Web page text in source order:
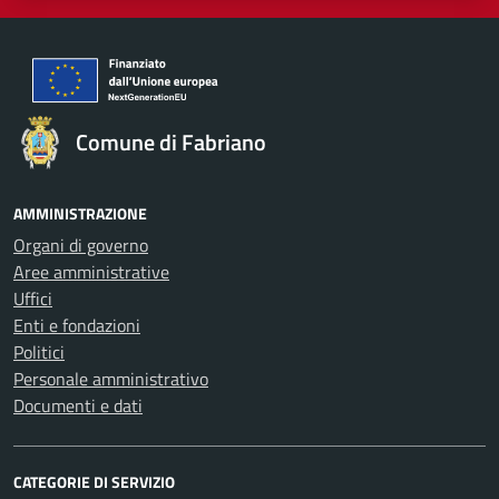
Comune di Fabriano
AMMINISTRAZIONE
Organi di governo
Aree amministrative
Uffici
Enti e fondazioni
Politici
Personale amministrativo
Documenti e dati
CATEGORIE DI SERVIZIO